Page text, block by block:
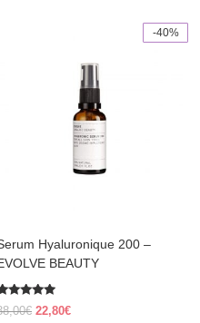
-40%
Hyaluronique 200 –
BEAUTY
€ Original
22,80€Current